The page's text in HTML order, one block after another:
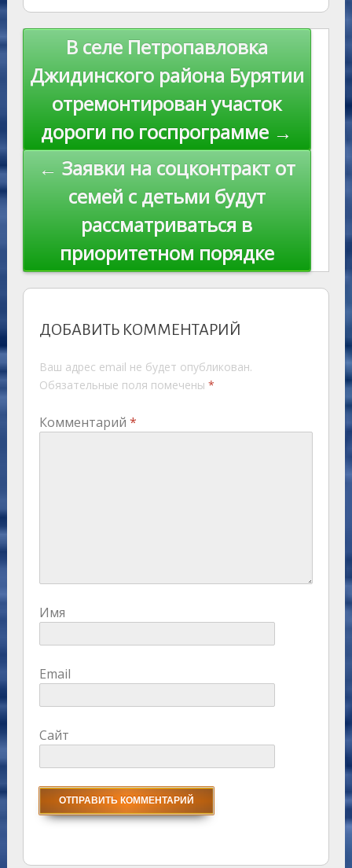
as
s
ni
ki
r
n
al
m p
p
st Li
n
k
Навигация
по
записям
В селе Петропавловка
Джидинского района Бурятии
отремонтирован участок
дороги по госпрограмме →
← Заявки на соцконтракт от
семей с детьми будут
рассматриваться в
приоритетном порядке
ДОБАВИТЬ КОММЕНТАРИЙ
Ваш адрес email не будет опубликован.
Обязательные поля помечены *
Комментарий *
Имя
Email
Сайт